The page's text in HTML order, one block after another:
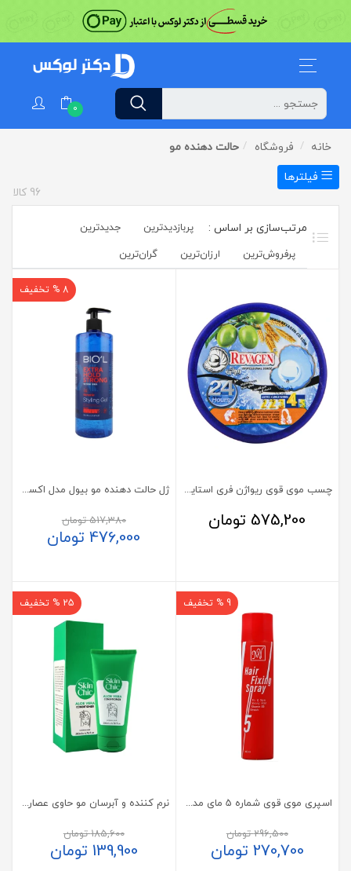
0
خانه فروشگاه
حالت دهنده مو
فیلترها
96 کالا
پربازدیدترین
جدیدترین
پرفروش‌ترین‌
ارزان‌ترین گران‌ترین
چسب موی قوی ریواژن فری استایل مکس
575,200 تومان
8 % تخفیف
ژل حالت دهنده مو بیول مدل اکسترا
517,380تومان
476,000تومان
9 % تخفیف
اسپری موی قوی شماره 5 مای مدل استرانگ هولد
296,500تومان
270,700 تومان
25 % تخفیف
نرم کننده و آبرسان مو حاوی عصاره آلوئه ورا اسکین شیک
185,600تومان
139,900 تومان